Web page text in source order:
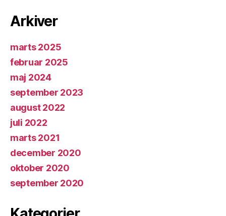
Arkiver
marts 2025
februar 2025
maj 2024
september 2023
august 2022
juli 2022
marts 2021
december 2020
oktober 2020
september 2020